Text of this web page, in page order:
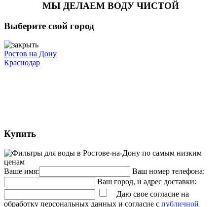
МЫ ДЕЛАЕМ ВОДУ ЧИСТОЙ
Выберите свой город
Ростов на Дону
Краснодар
Купить
Ваше имя:
Ваш номер телефона:
Ваш город, и адрес доставки:
Даю свое согласие на
обработку персональных данных и согласие с публичной